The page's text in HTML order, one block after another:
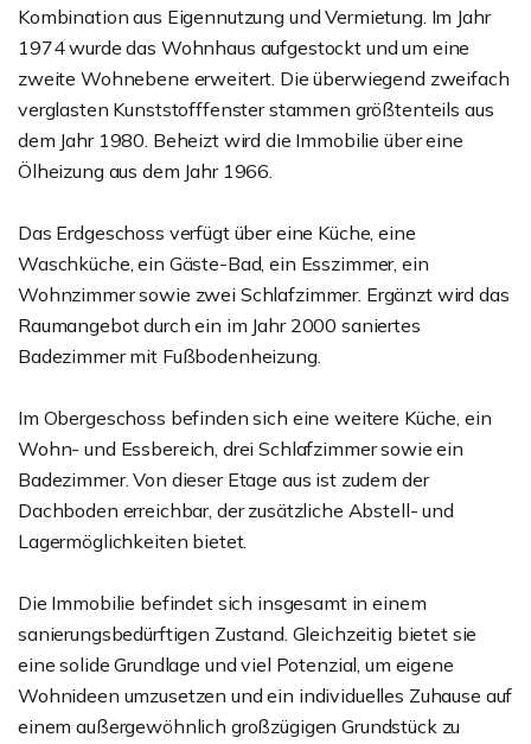
Kombination aus Eigennutzung und Vermietung. Im Jahr
1974 wurde das Wohnhaus aufgestockt und um eine
zweite Wohnebene erweitert. Die überwiegend zweifach
verglasten Kunststofffenster stammen größtenteils aus
dem Jahr 1980. Beheizt wird die Immobilie über eine
Ölheizung aus dem Jahr 1966.
Das Erdgeschoss verfügt über eine Küche, eine
Waschküche, ein Gäste-Bad, ein Esszimmer, ein
Wohnzimmer sowie zwei Schlafzimmer. Ergänzt wird das
Raumangebot durch ein im Jahr 2000 saniertes
Badezimmer mit Fußbodenheizung.
Im Obergeschoss befinden sich eine weitere Küche, ein
Wohn- und Essbereich, drei Schlafzimmer sowie ein
Badezimmer. Von dieser Etage aus ist zudem der
Dachboden erreichbar, der zusätzliche Abstell- und
Lagermöglichkeiten bietet.
Die Immobilie befindet sich insgesamt in einem
sanierungsbedürftigen Zustand. Gleichzeitig bietet sie
eine solide Grundlage und viel Potenzial, um eigene
Wohnideen umzusetzen und ein individuelles Zuhause auf
einem außergewöhnlich großzügigen Grundstück zu